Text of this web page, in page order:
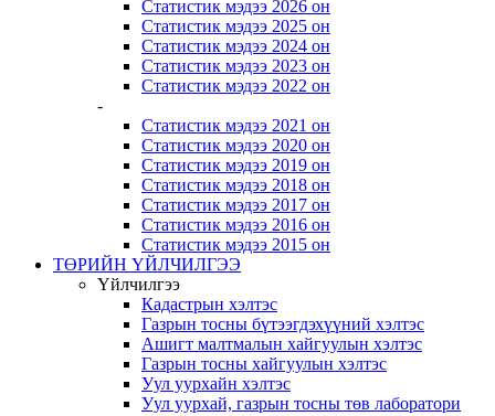
Статистик мэдээ 2026 он
Статистик мэдээ 2025 он
Статистик мэдээ 2024 он
Статистик мэдээ 2023 он
Статистик мэдээ 2022 он
-
Статистик мэдээ 2021 он
Статистик мэдээ 2020 он
Статистик мэдээ 2019 он
Статистик мэдээ 2018 он
Статистик мэдээ 2017 он
Статистик мэдээ 2016 он
Статистик мэдээ 2015 он
ТӨРИЙН ҮЙЛЧИЛГЭЭ
Үйлчилгээ
Кадастрын хэлтэс
Газрын тосны бүтээгдэхүүний хэлтэс
Ашигт малтмалын хайгуулын хэлтэс
Газрын тосны хайгуулын хэлтэс
Уул уурхайн хэлтэс
Уул уурхай, газрын тосны төв лаборатори